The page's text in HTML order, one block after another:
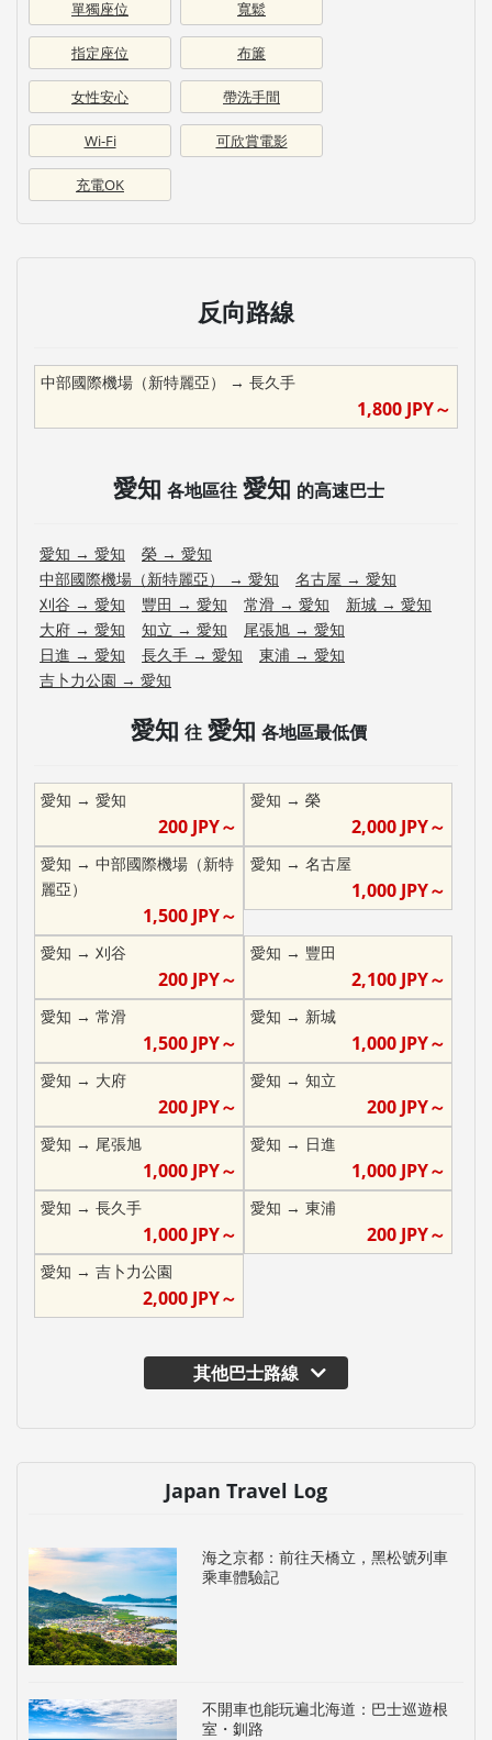
單獨座位 寬鬆
指定座位 布簾
女性安心 帶洗手間
Wi-Fi 可欣賞電影
充電OK
反向路線
中部國際機場（新特麗亞） → 長久手
1,800 JPY～
愛知 各地區往 愛知 的高速巴士
愛知 → 愛知 榮 → 愛知
中部國際機場（新特麗亞）
→ 愛知 名古屋 → 愛知
刈谷 → 愛知 豐田 → 愛知 常滑 → 愛知 新城 → 愛知
大府 → 愛知 知立 → 愛知 尾張旭 → 愛知
日進 → 愛知 長久手 → 愛知 東浦 → 愛知
吉卜力公園 → 愛知
愛知 往 愛知 各地區最低價
愛知 → 愛知
200JPY～
愛知 → 榮
2,000 JPY～
愛知 → 中部國際機場（新特
麗亞）
1,500JPY～
愛知 → 名古屋
1,000 JPY～
愛知 → 刈谷
200JPY～
愛知 → 豐田
2,100 JPY～
愛知 → 常滑
1,500JPY～
愛知 → 新城
1,000 JPY～
愛知 → 大府
200JPY～
愛知 → 知立
200 JPY～
愛知 → 尾張旭
1,000JPY～
愛知 → 日進
1,000 JPY～
愛知 → 長久手
1,000JPY～
愛知 → 東浦
200 JPY～
愛知 → 吉卜力公園
2,000JPY～
其他巴士路線
Japan Travel Log
海之京都：前往天橋立，黑松號列車
乘車體驗記
不開車也能玩遍北海道：巴士巡遊根
室・釧路